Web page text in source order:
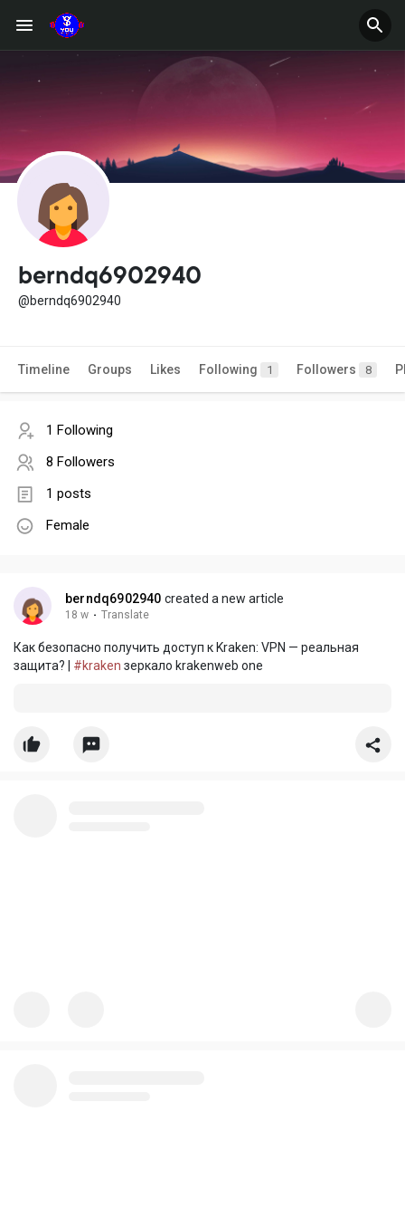
berndq6902940
@berndq6902940
Timeline Groups Likes Following 1 Followers 8
1 Following
8 Followers
1 posts
Female
berndq6902940 created a new article
18 w · Translate
Как безопасно получить доступ к Kraken: VPN — реальная
защита? | #kraken зеркало krakenweb one